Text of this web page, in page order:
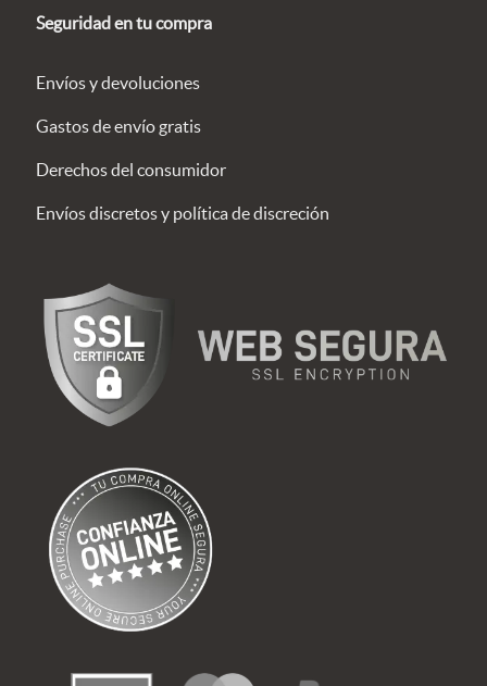
Seguridad en tu compra
Envíos y devoluciones
Gastos de envío gratis
Derechos del consumidor
Envíos discretos y política de discreción